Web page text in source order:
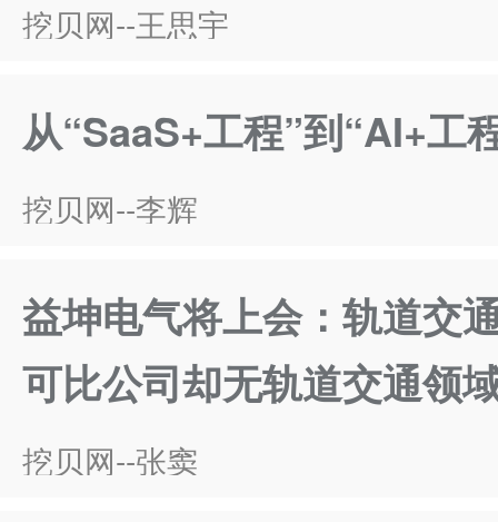
挖贝网--王思宇
从“SaaS+工程”到“AI+工
挖贝网--李辉
益坤电气将上会：轨道交
可比公司却无轨道交通领
挖贝网--张窦